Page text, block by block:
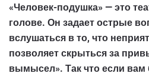
«Человек-подушка» — это
голове. Он задает острые
вслушаться в то, что
позволяет скрыться за
вымысел». Так что если вам